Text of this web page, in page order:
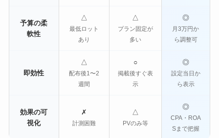
予算の柔
軟性
△
最低ロット
あり
△
プラン固定が
多い
◎
月3万円か
ら調整可
即効性
△
配布後1〜2
週間
○
掲載後すぐ表
示
◎
設定当日か
ら表示
効果の可
視化
✗
計測困難
△
PVのみ等
◎
CPA・ROA
Sまで把握